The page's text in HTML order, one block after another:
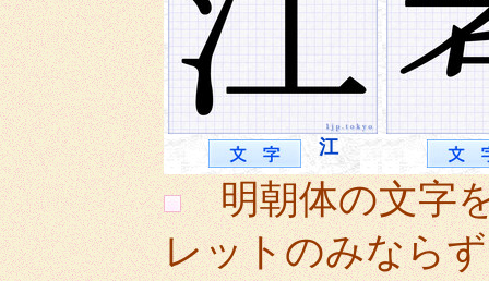
江
明朝体の文字
レットのみなら